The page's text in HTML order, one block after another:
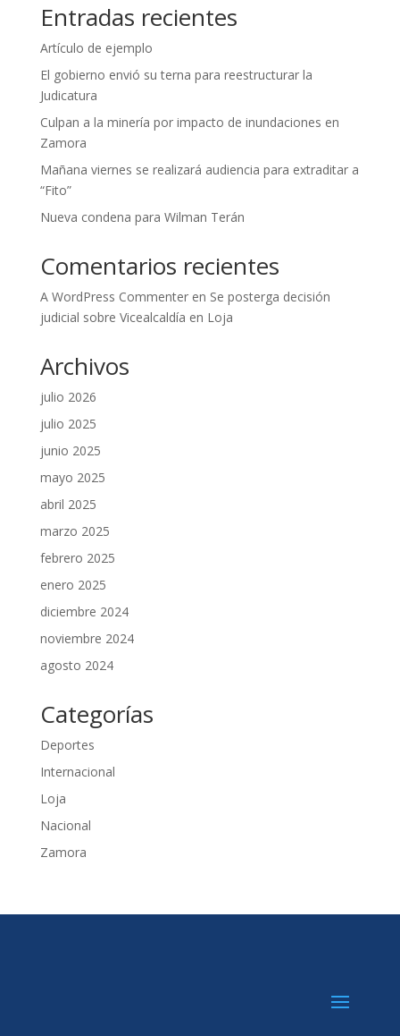
Entradas recientes
Artículo de ejemplo
El gobierno envió su terna para reestructurar la
Judicatura
Culpan a la minería por impacto de inundaciones en
Zamora
Mañana viernes se realizará audiencia para extraditar a
“Fito”
Nueva condena para Wilman Terán
Comentarios recientes
A WordPress Commenteren Se posterga decisión
judicial sobre Vicealcaldía en Loja
Archivos
julio 2026
julio 2025
junio 2025
mayo 2025
abril 2025
marzo 2025
febrero 2025
enero 2025
diciembre 2024
noviembre 2024
agosto 2024
Categorías
Deportes
Internacional
Loja
Nacional
Zamora